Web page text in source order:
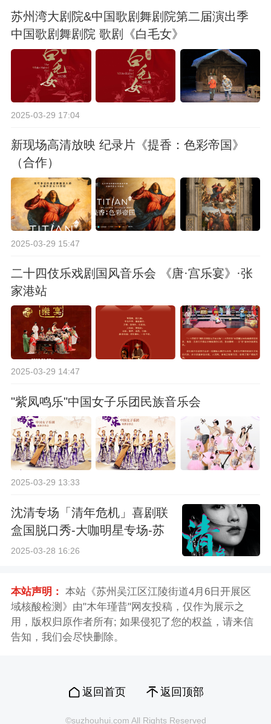
苏州湾大剧院&中国歌剧舞剧院第二届演出季
中国歌剧舞剧院 歌剧《白毛女》
2025-03-29 17:04
新现场高清放映 纪录片《提香：色彩帝国》
（合作）
2025-03-29 15:47
二十四伎乐戏剧国风音乐会 《唐·宫乐宴》·张
家港站
2025-03-29 14:47
"紫凤鸣乐"中国女子乐团民族音乐会
2025-03-29 13:33
沈清专场「清年危机」喜剧联
盒国脱口秀-大咖明星专场-苏
州站
2025-03-28 16:26
本站声明： 本站《苏州吴江区江陵街道4月6日开展区
域核酸检测》由"木年瑾昔"网友投稿，仅作为展示之
用，版权归原作者所有; 如果侵犯了您的权益，请来信
告知，我们会尽快删除。
返回首页 返回顶部
©suzhouhui.com All Rights Reserved